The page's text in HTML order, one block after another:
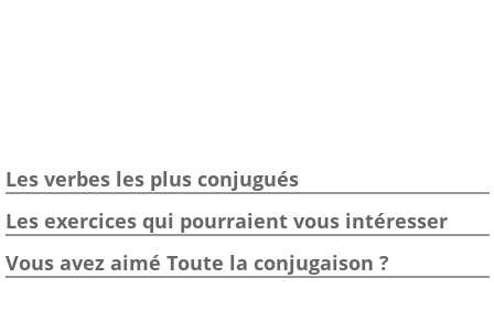
Les verbes les plus conjugués
Les exercices qui pourraient vous intéresser
Vous avez aimé Toute la conjugaison ?